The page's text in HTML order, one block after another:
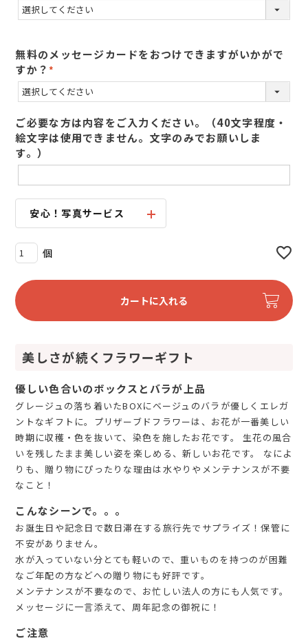
無料のメッセージカードをおつけできますがいかがで
すか？
(
必
)
ご必要な方は内容をご入力ください。（40文字程度・
絵文字は使用できません。文字のみでお願いしま
す。）
安心！写真サービス
カートに入れる
美しさが続くフラワーギフト
優しい色合いのボックスとバラが上品
グレージュの落ち着いたBOXにベージュのバラが優しくエレガ
ントなギフトに。プリザーブドフラワーは、お花が一番美しい
時期に収穫・色を抜いて、染色を施したお花です。 生花の風合
いを残したまま美しい姿を楽しめる、新しいお花です。 なによ
りも、贈り物にぴったりな理由は水やりやメンテナンスが不要
なこと！
こんなシーンで。。。
お誕生日や記念日で数日滞在する旅行先でサプライズ！保管に
不安がありません。
水が入っていない分とても軽いので、重いものを持つのが困難
なご年配の方などへの贈り物にも好評です。
メンテナンスが不要なので、お忙しい法人の方にも人気です。
メッセージに一言添えて、周年記念の御祝に！
ご注意